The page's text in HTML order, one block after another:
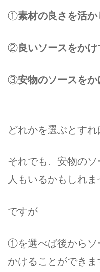
①素材の良さを活
② 良いソースをかけ
③安物のソースをか
どれかを選ぶとすれ
それでも、安物の
人もいるかもしれま
ですが
①を選べば後からソ
かけることができ